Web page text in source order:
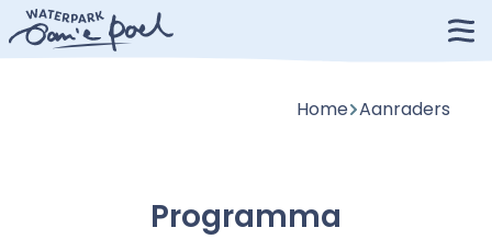
Home Aanraders
Programma